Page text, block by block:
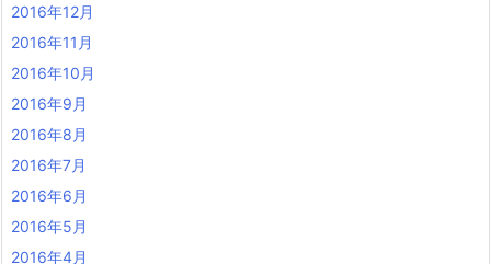
2016年12月
2016年11月
2016年10月
2016年9月
2016年8月
2016年7月
2016年6月
2016年5月
2016年4月